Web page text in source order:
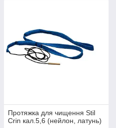
Протяжка для чищення Stil
Crin кал.5,6 (нейлон, латунь)